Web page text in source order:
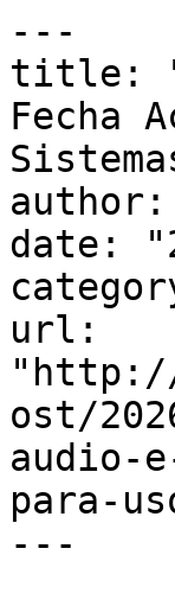
---
title:
Fecha
author:
date:
url:
"http://
ost/
audio-
para-
---